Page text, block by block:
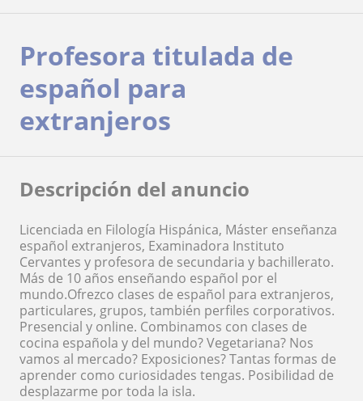
Profesora titulada de
español para
extranjeros
Descripción del anuncio
Licenciada en Filología Hispánica, Máster enseñanza
español extranjeros, Examinadora Instituto
Cervantes y profesora de secundaria y bachillerato.
Más de 10 años enseñando español por el
mundo.Ofrezco clases de español para extranjeros,
particulares, grupos, también perfiles corporativos.
Presencial y online. Combinamos con clases de
cocina española y del mundo? Vegetariana? Nos
vamos al mercado? Exposiciones? Tantas formas de
aprender como curiosidades tengas. Posibilidad de
desplazarme por toda la isla.